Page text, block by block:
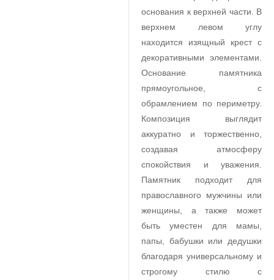
основания к верхней части. В
верхнем левом углу
находится изящный крест с
декоративными элементами.
Основание памятника
прямоугольное, с
обрамлением по периметру.
Композиция выглядит
аккуратно и торжественно,
создавая атмосферу
спокойствия и уважения.
Памятник подходит для
православного мужчины или
женщины, а также может
быть уместен для мамы,
папы, бабушки или дедушки
благодаря универсальному и
строгому стилю с